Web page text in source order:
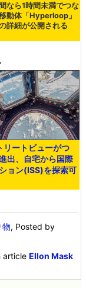
なら1時間未満でつな
動体「Hyperloop」
詳細が公開される
ートビューがつ
出、自宅から国際
ョン(ISS)を探索可
物, Posted by
articleEllon Mask